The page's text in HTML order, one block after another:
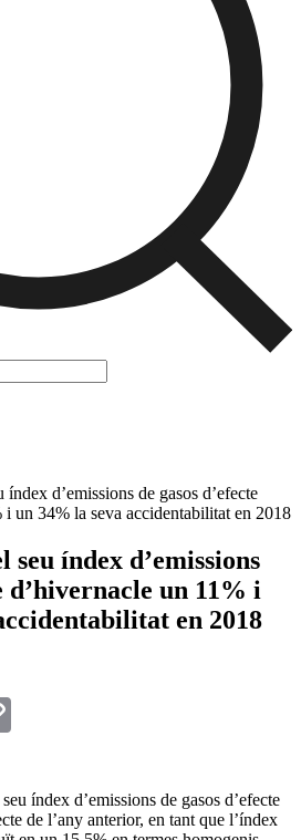
d’emissions de gasos d’efecte
i un 34% la seva accidentabilitat en 2018
índex d’emissions
d’hivernacle un 11% i
en 2018
índex d’emissions de gasos d’efecte
de l’any anterior, en tant que l’índex